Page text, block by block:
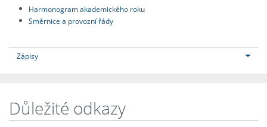
Harmonogram akademického roku
Směrnice a provozní řády
Zápisy
Důležité odkazy